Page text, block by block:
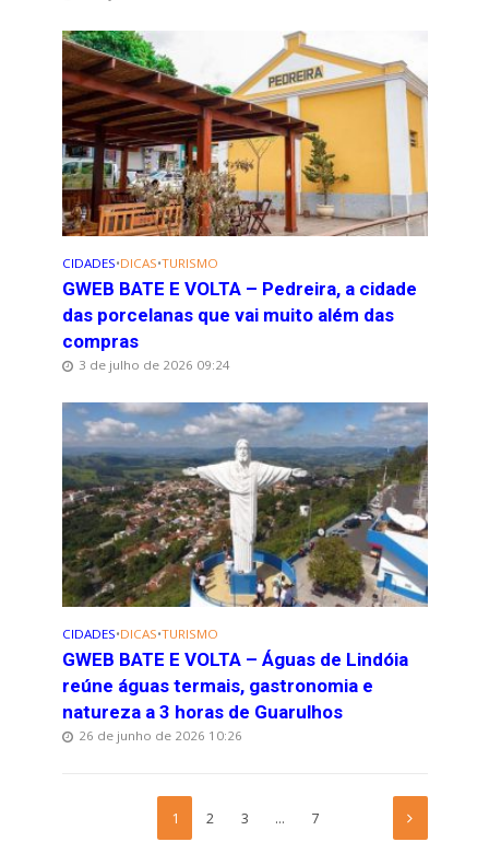
CIDADES•DICAS•TURISMO
GWEB BATE E VOLTA – Pedreira, a cidade
das porcelanas que vai muito além das
compras
3 de julho de 2026 09:24
CIDADES•DICAS•TURISMO
GWEB BATE E VOLTA – Águas de Lindóia
reúne águas termais, gastronomia e
natureza a 3 horas de Guarulhos
26 de junho de 2026 10:26
1 2 3 … 7